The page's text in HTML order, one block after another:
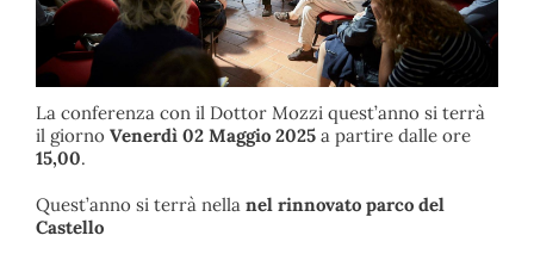
La conferenza con il Dottor Mozzi quest’anno si terrà
il giorno Venerdì 02 Maggio 2025 a partire dalle ore
15,00.
Quest’anno si terrà nella nel rinnovato parco del
Castello